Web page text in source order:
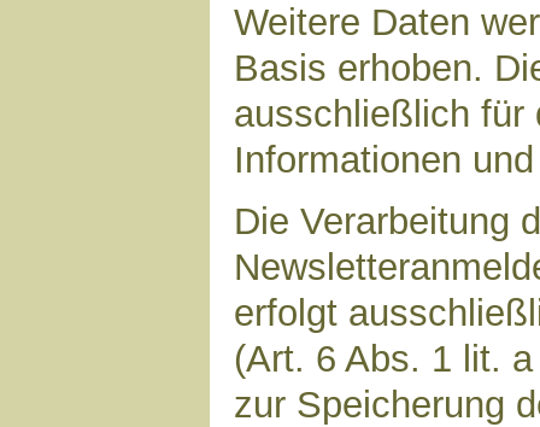
Weitere Daten
Basis erhoben.
ausschließlich für
Informationen
Die Verarbeitung
erfolgt
(Art. 6 Abs. 1 lit.
zur Speicherung